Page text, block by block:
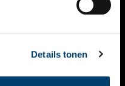
Details tonen